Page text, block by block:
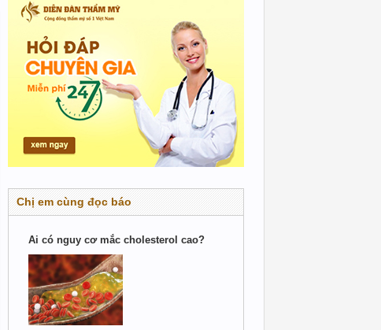
Chị em cùng đọc báo
Ai có nguy cơ mắc cholesterol cao?